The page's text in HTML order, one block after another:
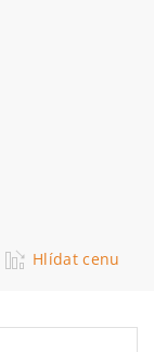
Hlídat cenu